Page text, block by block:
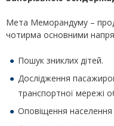
Мета Меморандуму –
чотирма основними
Пошук зниклих дітей.
Дослідження
транспортної мережі
Оповіщення